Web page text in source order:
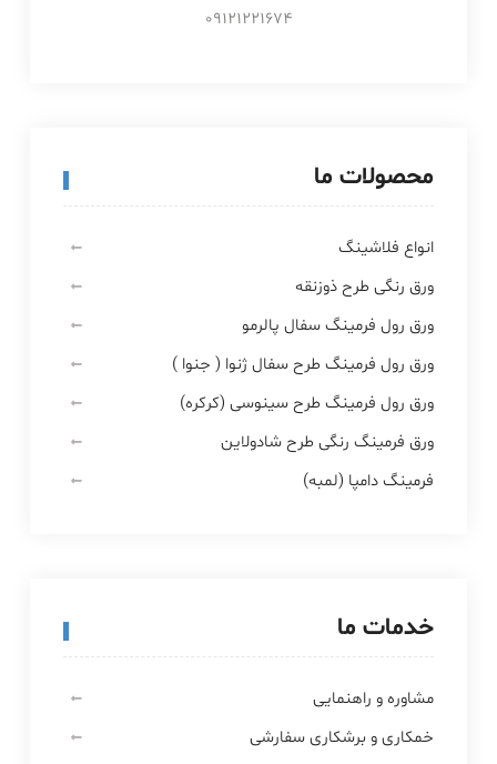
09121221674
محصولات ما
انواع فلاشینگ
ورق رنگی طرح ذوزنقه
ورق رول فرمینگ سفال پالرمو
ورق رول فرمینگ طرح سفال ژنوا ( جنوا )
ورق رول فرمینگ طرح سینوسی (کرکره)
ورق فرمینگ رنگی طرح شادولاین
فرمینگ دامپا (لمبه)
خدمات ما
مشاوره و راهنمایی
خمکاری و برشکاری سفارشی